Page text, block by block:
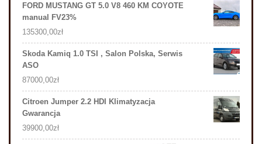
FORD MUSTANG GT 5.0 V8 460 KM COYOTE
manual FV23%
135300,00zł
Skoda Kamiq 1.0 TSI , Salon Polska, Serwis
ASO
87000,00zł
Citroen Jumper 2.2 HDI Klimatyzacja
Gwarancja
39900,00zł